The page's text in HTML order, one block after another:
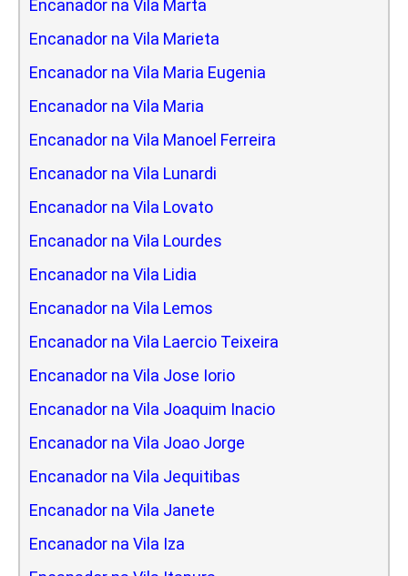
Encanador na Vila Marta
Encanador na Vila Marieta
Encanador na Vila Maria Eugenia
Encanador na Vila Maria
Encanador na Vila Manoel Ferreira
Encanador na Vila Lunardi
Encanador na Vila Lovato
Encanador na Vila Lourdes
Encanador na Vila Lidia
Encanador na Vila Lemos
Encanador na Vila Laercio Teixeira
Encanador na Vila Jose Iorio
Encanador na Vila Joaquim Inacio
Encanador na Vila Joao Jorge
Encanador na Vila Jequitibas
Encanador na Vila Janete
Encanador na Vila Iza